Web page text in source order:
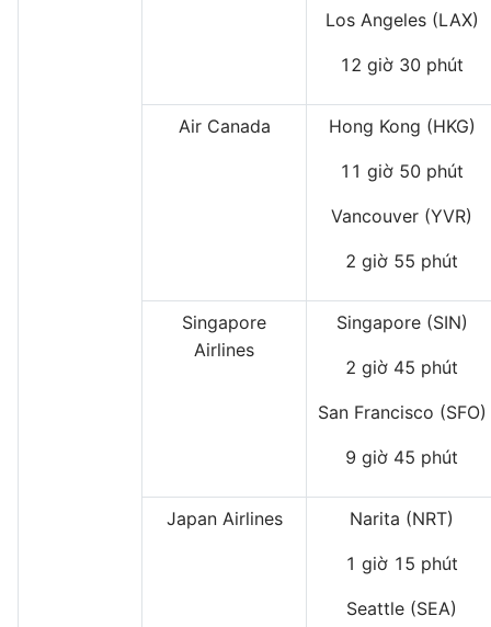
Los Angeles (LAX)
12 giờ 30 phút
Air Canada Hong Kong (HKG)
11 giờ 50 phút
Vancouver (YVR)
2 giờ 55 phút
Singapore
Airlines
Singapore (SIN)
2 giờ 45 phút
San Francisco (SFO)
9 giờ 45 phút
Japan Airlines Narita (NRT)
1 giờ 15 phút
Seattle (SEA)